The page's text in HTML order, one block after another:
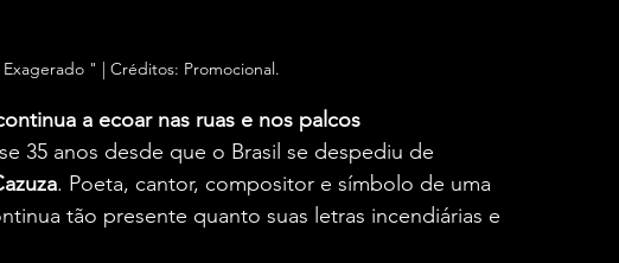
Exagerado " | Créditos: Promocional.
a ecoar nas ruas e nos palcos
35 anos desde que o Brasil se despediu de
. Poeta, cantor, compositor e símbolo de uma
tão presente quanto suas letras incendiárias e